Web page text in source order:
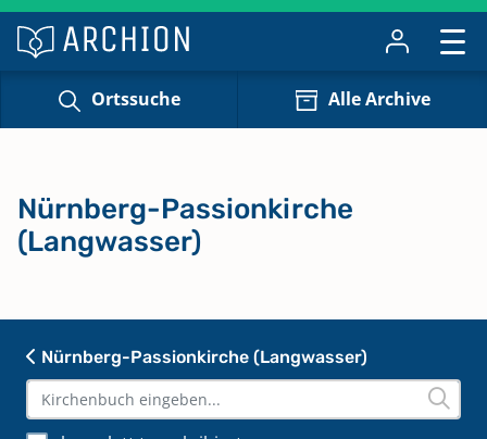
Ortssuche Alle Archive
Nürnberg-Passionkirche (Langwasser)
Nürnberg-Passionkirche
(Langwasser)